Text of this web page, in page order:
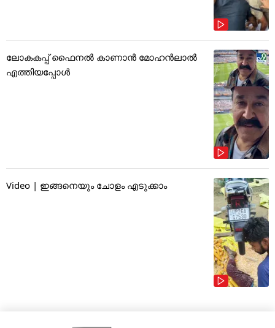
ലോകകപ്പ് ഫൈനൽ കാണാൻ മോഹൻലാൽ
എത്തിയപ്പോൾ
Video | ഇങ്ങനെയും ചോളം എടുക്കാം